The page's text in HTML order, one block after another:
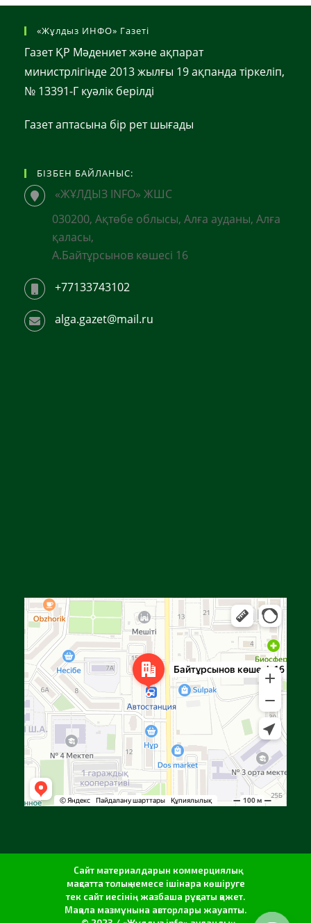
«Жұлдыз ИНФО» Газеті
Газет ҚР Мәдениет және ақпарат
министрлігінде 2013 жылғы 19 ақпанда тіркеліп,
№ 13391-Г куәлік берілді
Газет аптасына бір рет шығады
БІЗБЕН БАЙЛАНЫС:
«ЖҰЛДЫЗ INFO» ЖШС
030200, Ақтөбе облысы, Алға ауданы, Алға
қаласы,
А.Байтұрсынов көшесі 16
+77133743102
alga.gazet@mail.ru
Яндекс Карталар — көлік, навигация, орындарды іздеу
Сайт материалдарын коммерциялық
мақсатта толық немесе ішінара көшіруге
тек сайт иесінің жазбаша рұқсаты қажет.
Мақала мазмұнына авторлары жауапты.